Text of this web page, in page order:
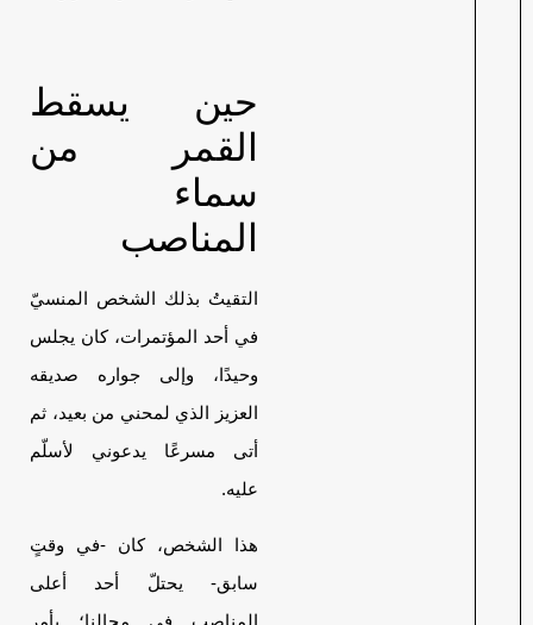
حين يسقط
القمر من
سماء
المناصب
التقيتُ بذلك الشخص المنسيّ
في أحد المؤتمرات، كان يجلس
وحيدًا، وإلى جواره صديقه
العزيز الذي لمحني من بعيد، ثم
أتى مسرعًا يدعوني لأسلّم
عليه.
هذا الشخص، كان -في وقتٍ
سابق- يحتلّ أحد أعلى
المناصب في مجالنا؛ يأمر